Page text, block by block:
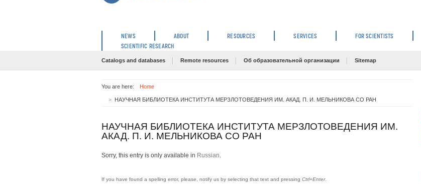
NEWS ABOUT RESOURCES SERVICES FOR SCIENTISTS
SCIENTIFIC RESEARCH
Catalogs and databases Remote resources Об образовательной организации Sitemap
You are here: Home
НАУЧНАЯ БИБЛИОТЕКА ИНСТИТУТА МЕРЗЛОТОВЕДЕНИЯ ИМ. АКАД. П. И. МЕЛЬНИКОВА СО РАН
НАУЧНАЯ БИБЛИОТЕКА ИНСТИТУТА МЕРЗЛОТОВЕДЕНИЯ ИМ.
АКАД. П. И. МЕЛЬНИКОВА СО РАН
Sorry, this entry is only available in Russian.
If you have found a spelling error, please, notify us by selecting that text and pressing Ctrl+Enter.